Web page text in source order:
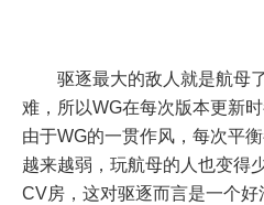
驱逐最大的敌人就是航母
难，所以WG在每次版本更新
由于WG的一贯作风，每次平
越来越弱，玩航母的人也变得
CV房，这对驱逐而言是一个好